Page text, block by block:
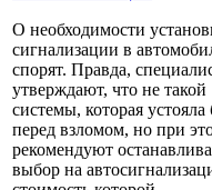
О необходимости
сигнализации в
спорят. Правда,
утверждают, что не такой
системы, которая
перед взломом, но при
рекомендуют
выбор на